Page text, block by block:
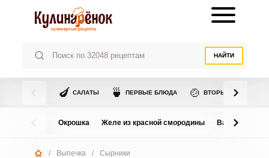
НАЙТИ
🍆 САЛАТЫ 🍵 ПЕРВЫЕ БЛЮДА 🍲 ВТОРЫЕ БЛЮДА
Окрошка Желе из красной смородины Варенье из
/ Выпечка / Сырники